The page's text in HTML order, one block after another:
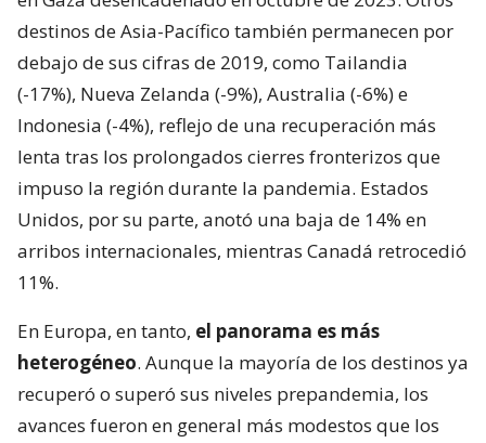
destinos de Asia-Pacífico también permanecen por
debajo de sus cifras de 2019, como Tailandia
(-17%), Nueva Zelanda (-9%), Australia (-6%) e
Indonesia (-4%), reflejo de una recuperación más
lenta tras los prolongados cierres fronterizos que
impuso la región durante la pandemia. Estados
Unidos, por su parte, anotó una baja de 14% en
arribos internacionales, mientras Canadá retrocedió
11%.
En Europa, en tanto, el panorama es más
heterogéneo. Aunque la mayoría de los destinos ya
recuperó o superó sus niveles prepandemia, los
avances fueron en general más modestos que los